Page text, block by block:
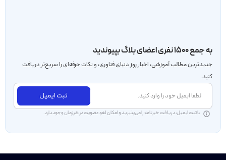
به جمع ۱۵۰۰ نفری اعضای بلاگ بپیوندید
جدید‌ترین مطالب آموزشی، اخبار روز دنیای فناوری، و نکات حرفه‌ای را سریع‌تر دریافت
کنید.
ثبت ایمیل
با ثبت ایمیل، دریافت خبرنامه را می‌پذیرید و امکان لغو عضویت در هر زمان وجود دارد.